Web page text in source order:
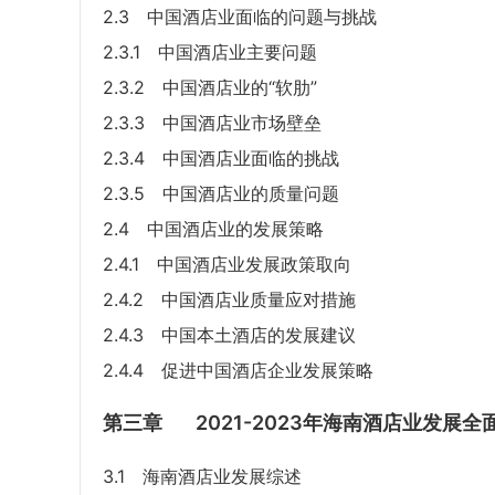
2.3 中国酒店业面临的问题与挑战
2.3.1 中国酒店业主要问题
2.3.2 中国酒店业的“软肋”
2.3.3 中国酒店业市场壁垒
2.3.4 中国酒店业面临的挑战
2.3.5 中国酒店业的质量问题
2.4 中国酒店业的发展策略
2.4.1 中国酒店业发展政策取向
2.4.2 中国酒店业质量应对措施
2.4.3 中国本土酒店的发展建议
2.4.4 促进中国酒店企业发展策略
第三章 2021-2023年海南酒店业发展全
3.1 海南酒店业发展综述